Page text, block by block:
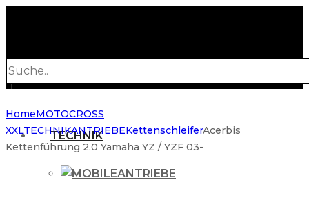
search
TECHNIK
ANTRIEBE
HomeMOTOCROSS
XXLTECHNIKANTRIEBEKettenschleiferAcerbis
Kettenführung 2.0 Yamaha YZ / YZF 03-